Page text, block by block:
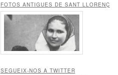
FOTOS ANTIGUES DE SANT LLORENÇ
SEGUEIX-NOS A TWITTER